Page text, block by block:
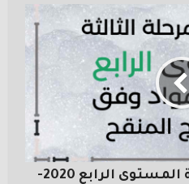
فروض المرحلة الثالثة المستوى الرابع 2020-